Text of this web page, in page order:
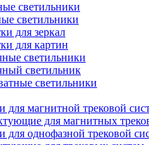
светильники
светильники
для зеркал
для картин
светильники
светильник
светильники
для магнитной трековой
для магнитных
для однофазной трековой